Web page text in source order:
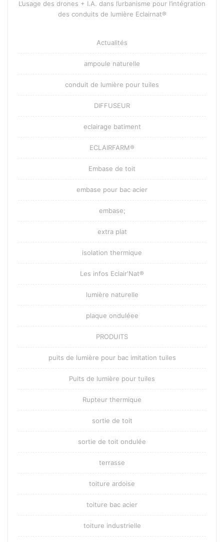
L’usage des drones + I.A. dans l’urbanisme pour l’intégration
des conduits de lumière Eclairnat®
Actualités
ampoule naturelle
conduit de lumière pour tuiles
DIFFUSEUR
eclairage batiment
ECLAIRFARM®
Embase de toit
embase pour bac acier
embase;
extra plat
isolation thermique
Les infos Eclair'Nat®
lumière naturelle
plaque onduléee
PRODUITS
puits de lumière pour bac imitation tuiles
Puits de lumière pour tuiles
Rupteur thermique
sortie de toit
sortie de toit ondulée
terrasse
toiture ardoise
toiture bac acier
toiture industrielle